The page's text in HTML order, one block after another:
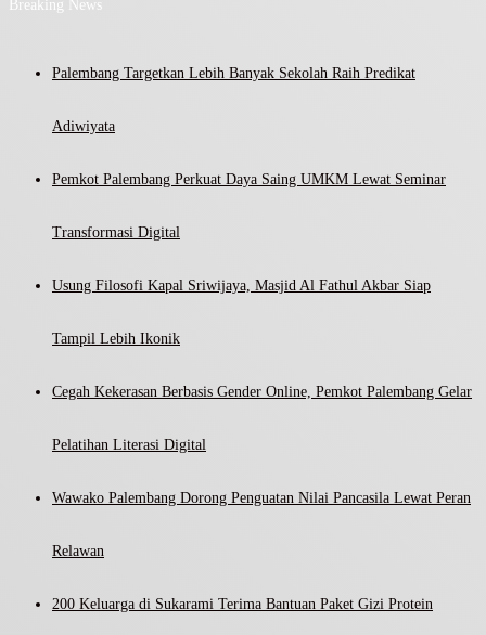
Breaking News
Palembang Targetkan Lebih Banyak Sekolah Raih Predikat
Adiwiyata
Pemkot Palembang Perkuat Daya Saing UMKM Lewat Seminar
Transformasi Digital
Usung Filosofi Kapal Sriwijaya, Masjid Al Fathul Akbar Siap
Tampil Lebih Ikonik
Cegah Kekerasan Berbasis Gender Online, Pemkot Palembang Gelar
Pelatihan Literasi Digital
Wawako Palembang Dorong Penguatan Nilai Pancasila Lewat Peran
Relawan
200 Keluarga di Sukarami Terima Bantuan Paket Gizi Protein